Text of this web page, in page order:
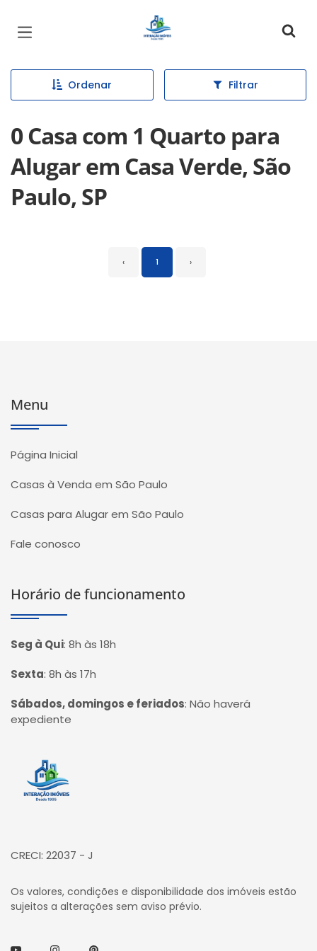
Página inicial
Ordenar Filtrar
0 Casa com 1 Quarto para
Alugar em Casa Verde, São
Paulo, SP
‹ 1 ›
Menu
Página Inicial
Casas à Venda em São Paulo
Casas para Alugar em São Paulo
Fale conosco
Horário de funcionamento
Seg à Qui: 8h às 18h
Sexta: 8h às 17h
Sábados, domingos e feriados: Não haverá
expediente
Página inicial
CRECI: 22037 - J
Os valores, condições e disponibilidade dos imóveis estão
sujeitos a alterações sem aviso prévio.